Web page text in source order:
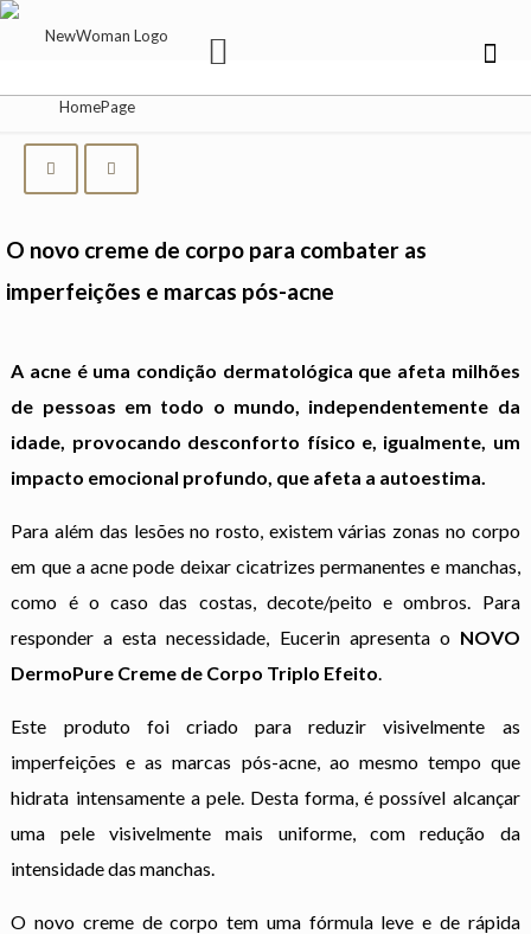
O novo creme de corpo para combater as
imperfeições e marcas pós-acne
A acne é uma condição dermatológica que afeta milhões
de pessoas em todo o mundo, independentemente da
idade, provocando desconforto físico e, igualmente, um
impacto emocional profundo, que afeta a autoestima.
Para além das lesões no rosto, existem várias zonas no corpo
em que a acne pode deixar cicatrizes permanentes e manchas,
como é o caso das costas, decote/peito e ombros. Para
responder a esta necessidade, Eucerin apresenta o NOVO
DermoPure Creme de Corpo Triplo Efeito.
Este produto foi criado para reduzir visivelmente as
imperfeições e as marcas pós-acne, ao mesmo tempo que
hidrata intensamente a pele. Desta forma, é possível alcançar
uma pele visivelmente mais uniforme, com redução da
intensidade das manchas.
O novo creme de corpo tem uma fórmula leve e de rápida